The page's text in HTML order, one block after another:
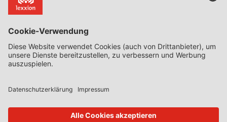
CoRe – European Competition and Regulatory Law Review
EDSeQ – European Defence & Security Law & Policy Quarterly
EFFL – European Food and Feed Law Review
EHPL – European Health & Pharmaceutical Law Review
EPPPL – European Procurement & Public Private Partnership Law
EStAL – European State Aid Law Quarterly
EurUP – Zeitschrift für Europäisches Umwelt- und Planungsrecht